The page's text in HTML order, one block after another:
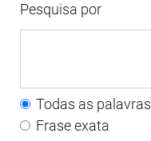
Pesquisa por
Todas as palavras
Frase exata